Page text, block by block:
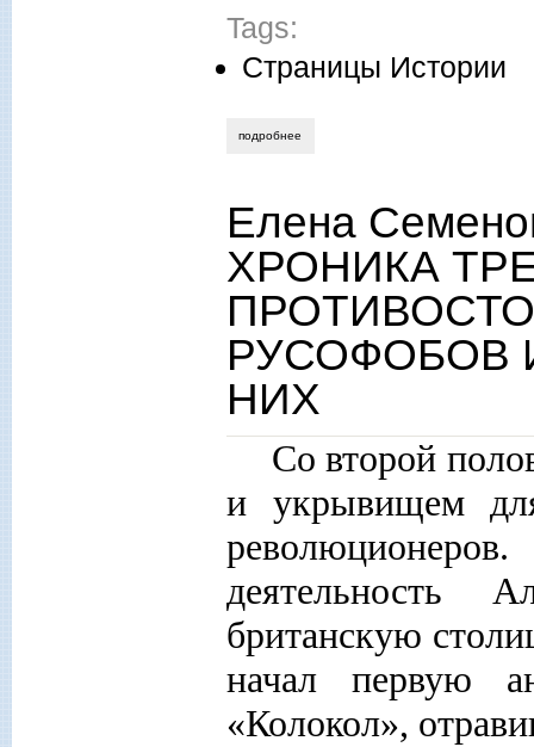
Tags:
Страницы Истории
подробнее
Елена
ХРОНИКА
РУСОФОБОВ
НИХ
Со второй
и укрывищем
деятельность
британскую
начал первую
«Колокол»,